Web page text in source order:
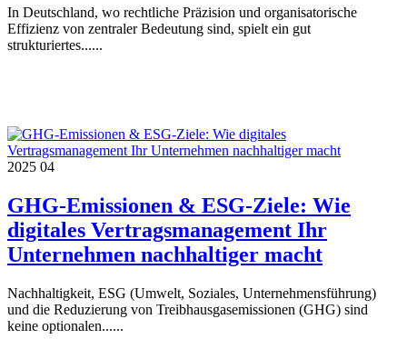
In Deutschland, wo rechtliche Präzision und organisatorische
Effizienz von zentraler Bedeutung sind, spielt ein gut
strukturiertes......
2025 04
GHG-Emissionen & ESG-Ziele: Wie
digitales Vertragsmanagement Ihr
Unternehmen nachhaltiger macht
Nachhaltigkeit, ESG (Umwelt, Soziales, Unternehmensführung)
und die Reduzierung von Treibhausgasemissionen (GHG) sind
keine optionalen......